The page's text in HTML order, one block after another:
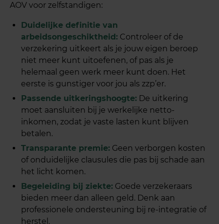
AOV voor zelfstandigen:
Duidelijke definitie van
arbeidsongeschiktheid: Controleer of de
verzekering uitkeert als je jouw eigen beroep
niet meer kunt uitoefenen, of pas als je
helemaal geen werk meer kunt doen. Het
eerste is gunstiger voor jou als zzp’er.
Passende uitkeringshoogte: De uitkering
moet aansluiten bij je werkelijke netto-
inkomen, zodat je vaste lasten kunt blijven
betalen.
Transparante premie: Geen verborgen kosten
of onduidelijke clausules die pas bij schade aan
het licht komen.
Begeleiding bij ziekte: Goede verzekeraars
bieden meer dan alleen geld. Denk aan
professionele ondersteuning bij re-integratie of
herstel.